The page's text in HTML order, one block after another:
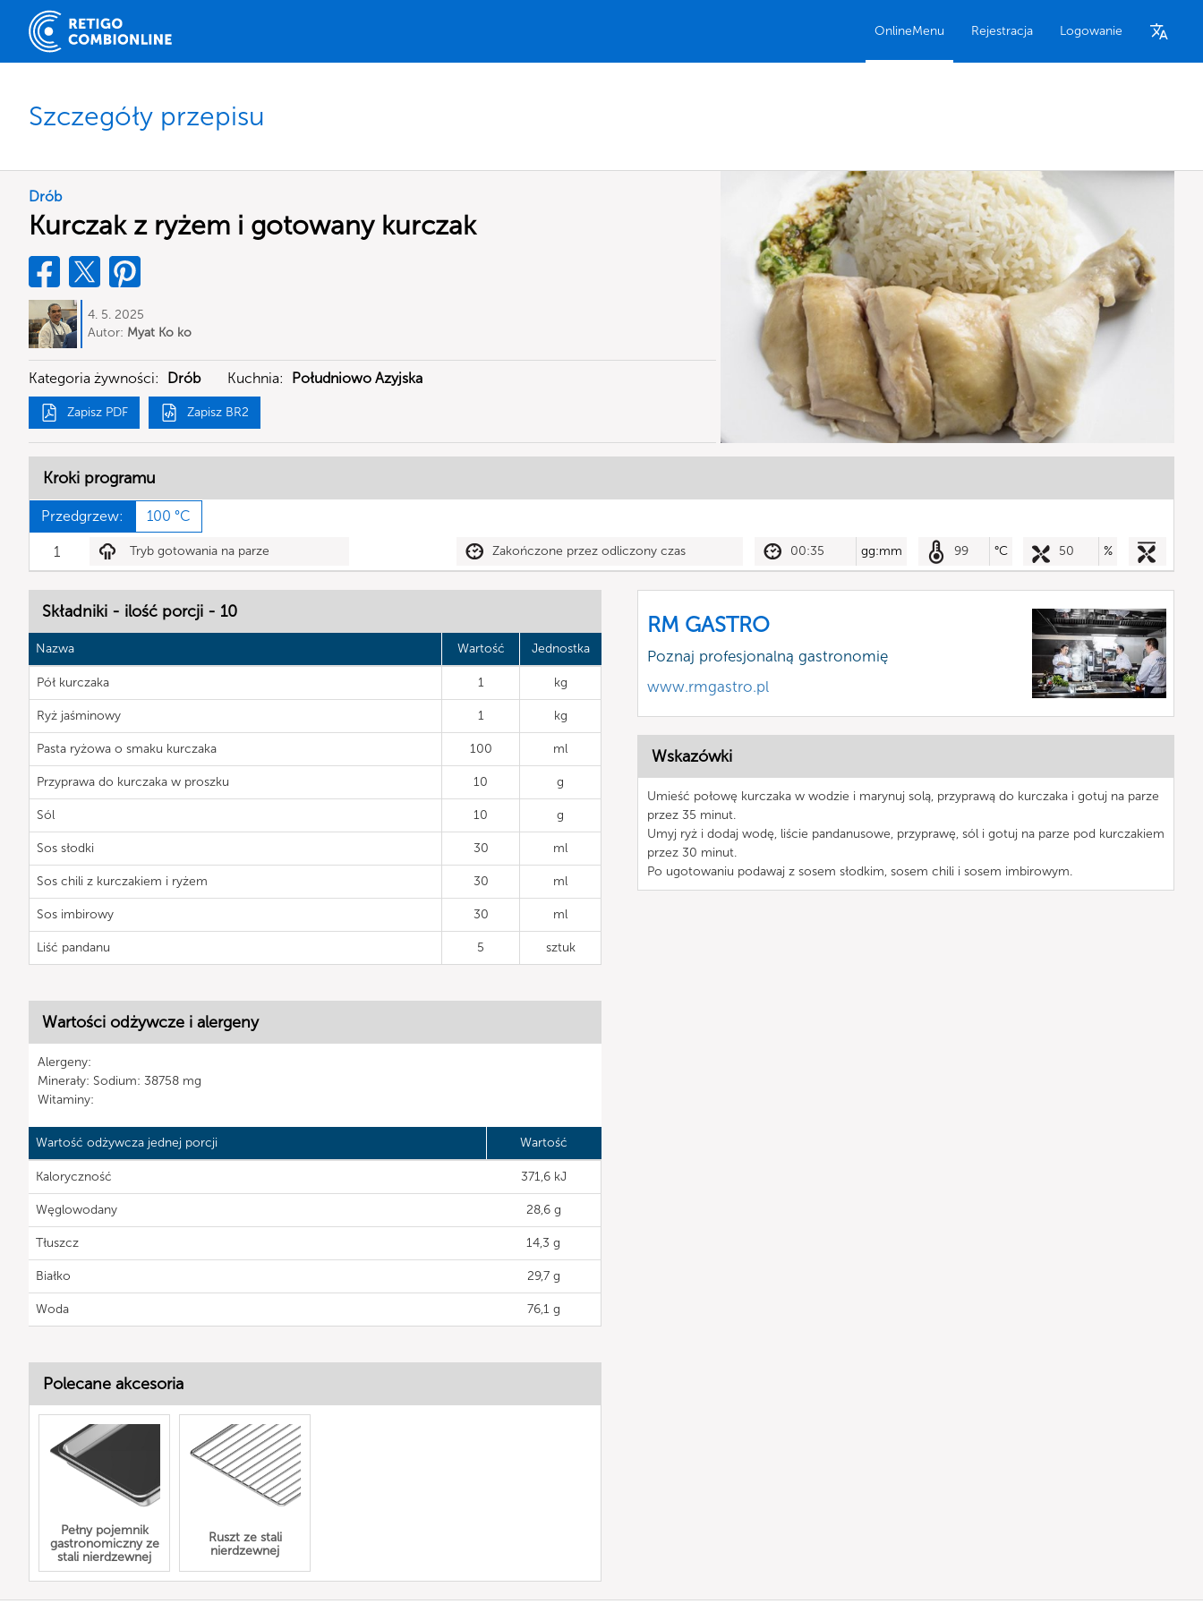
OnlineMenu Rejestracja Logowanie
Szczegóły przepisu
Drób
Kurczak z ryżem i gotowany kurczak
4. 5. 2025
Autor: Myat Ko ko
Kategoria żywności: Drób Kuchnia: Południowo Azyjska
Zapisz PDF Zapisz BR2
Kroki programu
Przedgrzew: 100 °C
1 Tryb gotowania na parze Zakończone przez odliczony czas 00:35 gg:mm 99 °C 50 %
Składniki - ilość porcji - 10
Nazwa Wartość Jednostka
Pół kurczaka 1 kg
Ryż jaśminowy 1 kg
Pasta ryżowa o smaku kurczaka 100 ml
Przyprawa do kurczaka w proszku 10 g
Sól 10 g
Sos słodki 30 ml
Sos chili z kurczakiem i ryżem 30 ml
Sos imbirowy 30 ml
Liść pandanu 5 sztuk
Wartości odżywcze i alergeny
Alergeny:
Minerały: Sodium: 38758 mg
Witaminy:
Wartość odżywcza jednej porcji Wartość
Kaloryczność 371,6 kJ
Węglowodany 28,6 g
Tłuszcz 14,3 g
Białko 29,7 g
Woda 76,1 g
RM GASTRO
Poznaj profesjonalną gastronomię
www.rmgastro.pl
Wskazówki
Umieść połowę kurczaka w wodzie i marynuj solą, przyprawą do kurczaka i gotuj na parze
przez 35 minut.
Umyj ryż i dodaj wodę, liście pandanusowe, przyprawę, sól i gotuj na parze pod kurczakiem
przez 30 minut.
Po ugotowaniu podawaj z sosem słodkim, sosem chili i sosem imbirowym.
Polecane akcesoria
Pełny pojemnik
gastronomiczny ze
stali nierdzewnej
Ruszt ze stali
nierdzewnej